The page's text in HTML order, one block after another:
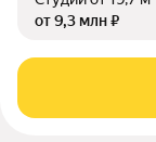
от 9,3 млн ₽